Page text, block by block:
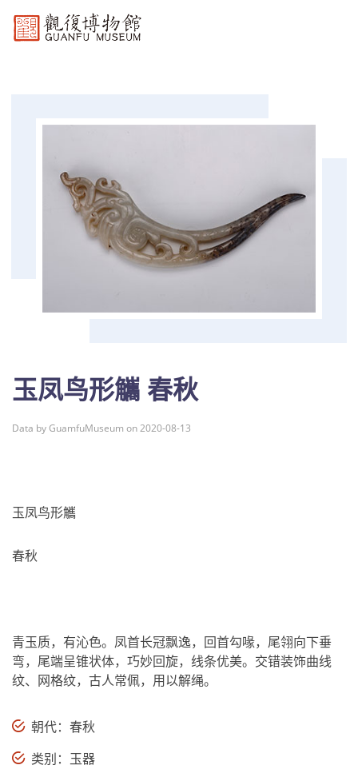
玉凤鸟形觿 春秋
Data by GuamfuMuseum on 2020-08-13
玉凤鸟形觿
春秋
青玉质，有沁色。凤首长冠飘逸，回首勾喙，尾翎向下垂
弯，尾端呈锥状体，巧妙回旋，线条优美。交错装饰曲线
纹、网格纹，古人常佩，用以解绳。
朝代：春秋
类别：玉器